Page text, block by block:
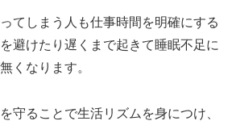
てしまう人も仕事時間を明確にする
避けたり遅くまで起きて睡眠不足に
くなります。
守ることで生活リズムを身につけ、